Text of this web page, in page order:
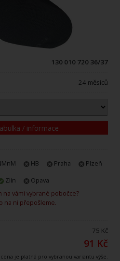
130 010 720 36/37
24 měsíců
/ informace
HB Praha
Plzeň
Zlín
Opava
na vámi vybrané pobočce?
na ni přepošleme.
75 Kč
91 Kč
je platná pro vybranou variantu výše.